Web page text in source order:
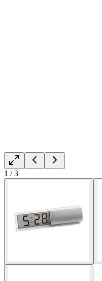
1 /3